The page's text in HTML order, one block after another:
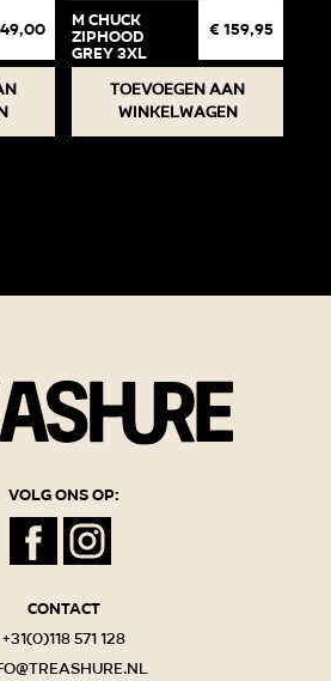
M Chuck
Ziphood
Grey 3XL
€ 159,95
Toevoegen aan
winkelwagen
Volg ons op:
Contact
+31(0)118 571 128